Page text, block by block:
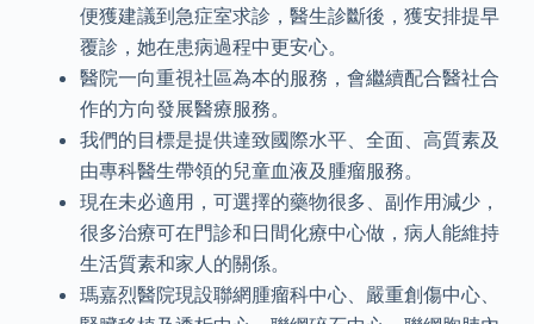
便獲建議到急症室求診，醫生診斷後，獲安排提早
覆診，她在患病過程中更安心。
醫院一向重視社區為本的服務，會繼續配合醫社合
作的方向發展醫療服務。
我們的目標是提供達致國際水平、全面、高質素及
由專科醫生帶領的兒童血液及腫瘤服務。
現在未必適用，可選擇的藥物很多、副作用減少，
很多治療可在門診和日間化療中心做，病人能維持
生活質素和家人的關係。
瑪嘉烈醫院現設聯網腫瘤科中心、嚴重創傷中心、